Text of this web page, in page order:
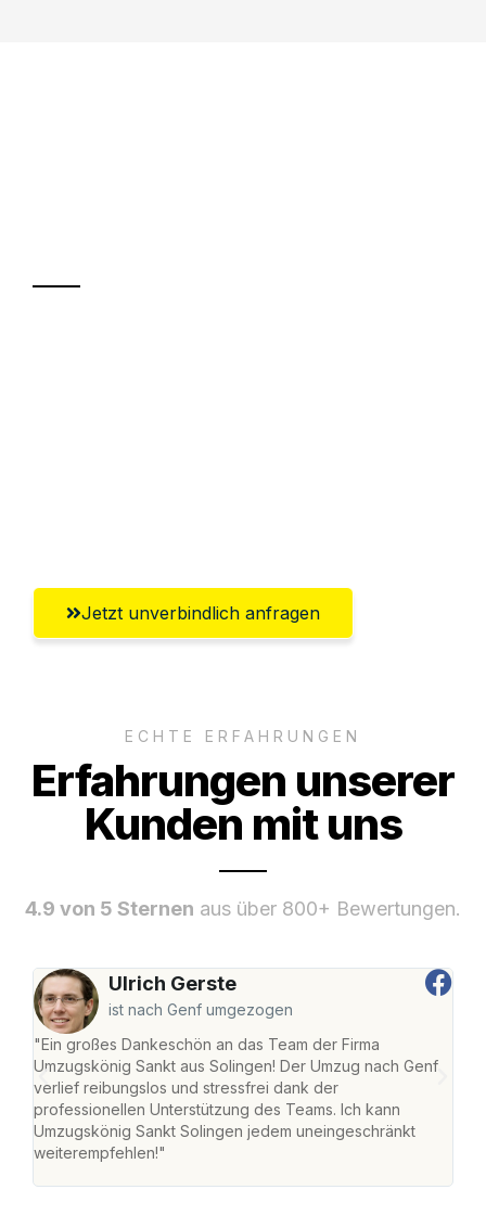
Jetzt unverbindlich anfragen
ECHTE ERFAHRUNGEN
Erfahrungen unserer
Kunden mit uns
4.9 von 5 Sternen aus über 800+ Bewertungen.
Ulrich Gerste
ist nach Genf umgezogen
"Ein großes Dankeschön an das Team der Firma
Umzugskönig Sankt aus Solingen! Der Umzug nach Genf
verlief reibungslos und stressfrei dank der
professionellen Unterstützung des Teams. Ich kann
Umzugskönig Sankt Solingen jedem uneingeschränkt
weiterempfehlen!"